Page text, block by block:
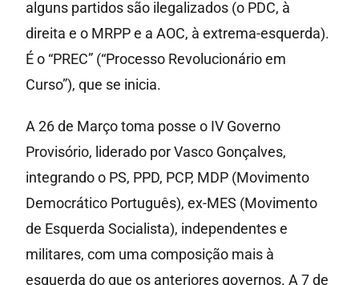
alguns partidos são ilegalizados (o PDC, à
direita e o MRPP e a AOC, à extrema-esquerda).
É o “PREC” (“Processo Revolucionário em
Curso”), que se inicia.
A 26 de Março toma posse o IV Governo
Provisório, liderado por Vasco Gonçalves,
integrando o PS, PPD, PCP, MDP (Movimento
Democrático Português), ex-MES (Movimento
de Esquerda Socialista), independentes e
militares, com uma composição mais à
esquerda do que os anteriores governos. A 7 de